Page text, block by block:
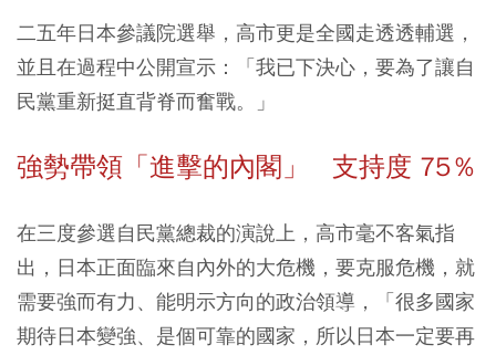
二五年日本參議院選舉，高市更是全國走透透輔選，
並且在過程中公開宣示：「我已下決心，要為了讓自
民黨重新挺直背脊而奮戰。」
強勢帶領「進擊的內閣」 支持度 75％
在三度參選自民黨總裁的演說上，高市毫不客氣指
出，日本正面臨來自內外的大危機，要克服危機，就
需要強而有力、能明示方向的政治領導，「很多國家
期待日本變強、是個可靠的國家，所以日本一定要再